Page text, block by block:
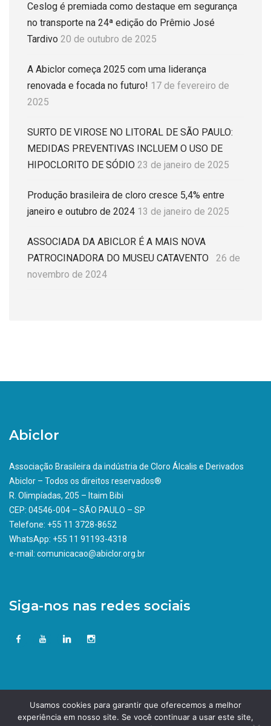
Ceslog é premiada como destaque em segurança
no transporte na 24ª edição do Prêmio José
Tardivo 20 de outubro de 2025
A Abiclor começa 2025 com uma liderança
renovada e focada no futuro! 17 de fevereiro de
2025
SURTO DE VIROSE NO LITORAL DE SÃO PAULO:
MEDIDAS PREVENTIVAS INCLUEM O USO DE
HIPOCLORITO DE SÓDIO 23 de janeiro de 2025
Produção brasileira de cloro cresce 5,4% entre
janeiro e outubro de 2024 13 de janeiro de 2025
ASSOCIADA DA ABICLOR É A MAIS NOVA
PATROCINADORA DO MUSEU CATAVENTO
26 de
novembro de 2024
Abiclor
Associação Brasileira da indústria de Cloro Álcalis e Derivados
Abiclor – Todos os direitos reservados®
R. Olimpíadas, 205 – Itaim Bibi
CEP: 04546-004 – SÃO PAULO – SP
Telefone: +55 11 3728-8652
WhatsApp: +55 11 91193-4318
e-mail: comunicacao@abiclor.org.br
Siga-nos nas redes sociais
Usamos cookies para garantir que oferecemos a melhor
experiência em nosso site. Se você continuar a usar este site,